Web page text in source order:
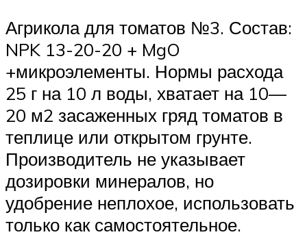
Агрикола для томатов №3. Состав:
NPK 13-20-20 + MgO
+микроэлементы. Нормы расхода
25 г на 10 л воды, хватает на 10—
20 м2 засаженных гряд томатов в
теплице или открытом грунте.
Производитель не указывает
дозировки минералов, но
удобрение неплохое, использовать
только как самостоятельное.